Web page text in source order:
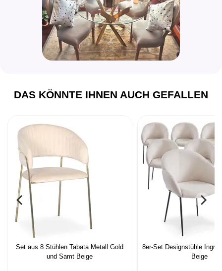
DAS KÖNNTE IHNEN AUCH GEFALLEN
Set aus 8 Stühlen Tabata Metall Gold
und Samt Beige
8er-Set Designstühle
Beige